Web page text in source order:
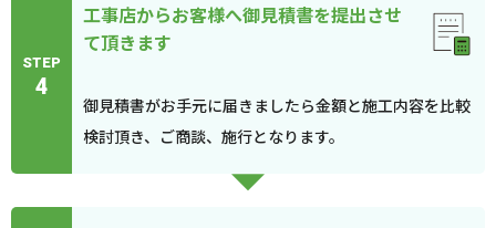
STEP
4
工事店からお客様へ御見積書を提出させ
て頂きます
御見積書がお手元に届きましたら金額と施工内容を比較
検討頂き、ご商談、施行となります。